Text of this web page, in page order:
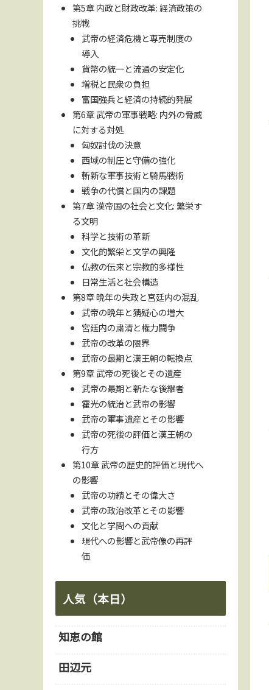
第5章 内政と財政改革: 経済政策の
挑戦
武帝の経済危機と専売制度の
導入
貨幣の統一と流通の安定化
増税と民衆の負担
富国強兵と経済の持続的発展
第6章 武帝の軍事戦略: 内外の脅威
に対する対処
匈奴討伐の決意
西域の制圧と守備の強化
斬新な軍事技術と騎馬戦術
戦争の代償と国内の課題
第7章 漢帝国の社会と文化: 繁栄す
る文明
科学と技術の革新
文化的繁栄と文学の興隆
仏教の伝来と宗教的多様性
日常生活と社会構造
第8章 晩年の失政と宮廷内の混乱
武帝の晩年と猜疑心の増大
宮廷内の粛清と権力闘争
武帝の改革の限界
武帝の最期と漢王朝の転換点
第9章 武帝の死後とその遺産
武帝の最期と新たな後継者
霍光の統治と武帝の影響
武帝の軍事遺産とその影響
武帝の死後の評価と漢王朝の
行方
第10章 武帝の歴史的評価と現代へ
の影響
武帝の功績とその偉大さ
武帝の政治改革とその影響
文化と学問への貢献
現代への影響と武帝像の再評
価
人気（本日）
知恵の館
田辺元